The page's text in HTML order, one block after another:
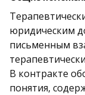
юридическим
письменным
В контракте
понятия,